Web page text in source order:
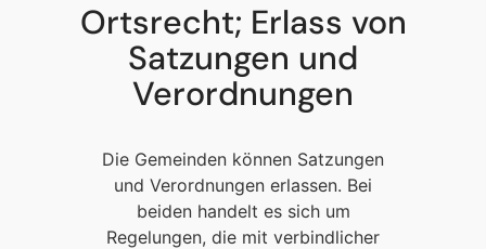
Ortsrecht; Erlass von
Satzungen und
Verordnungen
Die Gemeinden können Satzungen
und Verordnungen erlassen. Bei
beiden handelt es sich um
Regelungen, die mit verbindlicher